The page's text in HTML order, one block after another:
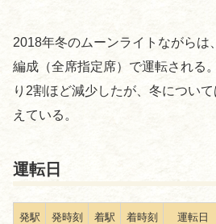
2018年冬のムーンライトながらは
編成（全席指定席）で運転される
り2割ほど減少したが、冬につい
えている。
運転日
発駅 発時刻 着駅 着時刻 運転日